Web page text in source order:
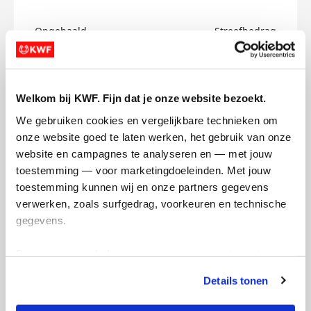
Welkom bij KWF. Fijn dat je onze website bezoekt.
We gebruiken cookies en vergelijkbare technieken om
onze website goed te laten werken, het gebruik van onze
website en campagnes te analyseren en — met jouw
toestemming — voor marketingdoeleinden. Met jouw
toestemming kunnen wij en onze partners gegevens
verwerken, zoals surfgedrag, voorkeuren en technische
gegevens.
tonen. Je kunt je toestemming op elk moment wijzigen of
intrekken via Cookie instellingen onderaan de pagina. De
Details tonen
Opgehaald
€0
Streefbedrag
€500
Francien's badges